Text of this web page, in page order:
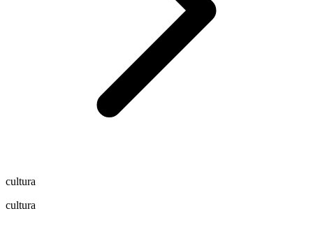
cultura
cultura